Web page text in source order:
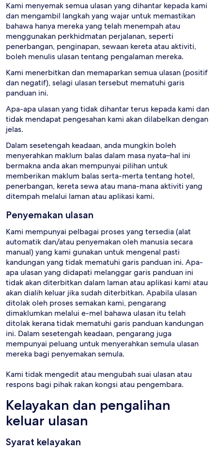
Kami menyemak semua ulasan yang dihantar kepada kami
dan mengambil langkah yang wajar untuk memastikan
bahawa hanya mereka yang telah menempah atau
menggunakan perkhidmatan perjalanan, seperti
penerbangan, penginapan, sewaan kereta atau aktiviti,
boleh menulis ulasan tentang pengalaman mereka.
Kami menerbitkan dan memaparkan semua ulasan (positif
dan negatif), selagi ulasan tersebut mematuhi garis
panduan ini.
Apa-apa ulasan yang tidak dihantar terus kepada kami dan
tidak mendapat pengesahan kami akan dilabelkan dengan
jelas.
Dalam sesetengah keadaan, anda mungkin boleh
menyerahkan maklum balas dalam masa nyata–hal ini
bermakna anda akan mempunyai pilihan untuk
memberikan maklum balas serta-merta tentang hotel,
penerbangan, kereta sewa atau mana-mana aktiviti yang
ditempah melalui laman atau aplikasi kami.
Penyemakan ulasan
Kami mempunyai pelbagai proses yang tersedia (alat
automatik dan/atau penyemakan oleh manusia secara
manual) yang kami gunakan untuk mengenal pasti
kandungan yang tidak mematuhi garis panduan ini. Apa-
apa ulasan yang didapati melanggar garis panduan ini
tidak akan diterbitkan dalam laman atau aplikasi kami atau
akan dialih keluar jika sudah diterbitkan. Apabila ulasan
ditolak oleh proses semakan kami, pengarang
dimaklumkan melalui e-mel bahawa ulasan itu telah
ditolak kerana tidak mematuhi garis panduan kandungan
ini. Dalam sesetengah keadaan, pengarang juga
mempunyai peluang untuk menyerahkan semula ulasan
mereka bagi penyemakan semula.
Kami tidak mengedit atau mengubah suai ulasan atau
respons bagi pihak rakan kongsi atau pengembara.
Kelayakan dan pengalihan
keluar ulasan
Syarat kelayakan